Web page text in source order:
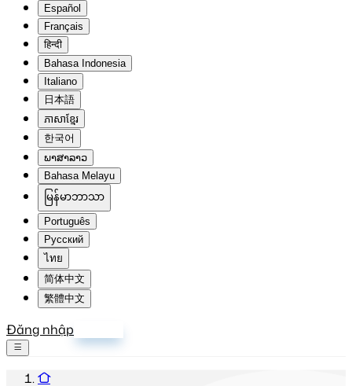
Español
Français
हिन्दी
Bahasa Indonesia
Italiano
日本語
ភាសាខ្មែរ
한국어
ພາສາລາວ
Bahasa Melayu
မြန်မာဘာသာ
Português
Русский
ไทย
简体中文
繁體中文
Đăng nhập